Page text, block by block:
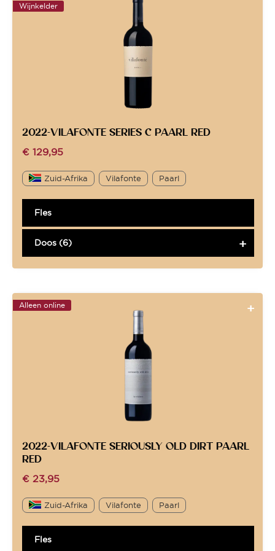
Wijnkelder
2022-VILAFONTE SERIES C PAARL RED
€ 129,95
Zuid-Afrika Vilafonte Paarl
Fles
Doos (6)
Alleen online
2022-VILAFONTE SERIOUSLY OLD DIRT PAARL
RED
€ 23,95
Zuid-Afrika Vilafonte Paarl
Fles